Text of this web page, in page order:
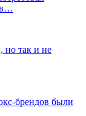
в…
но так и не
брендов были